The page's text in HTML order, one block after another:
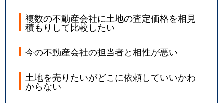
複数の不動産会社に土地の査定価格を相見
積もりして比較したい
今の不動産会社の担当者と相性が悪い
土地を売りたいがどこに依頼していいかわ
からない